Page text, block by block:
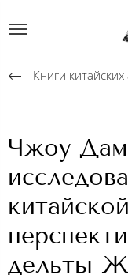
Книги
Чжоу
дельты